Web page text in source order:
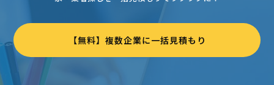
【無料】複数企業に一括見積もり
相談して決めたい
ホームページ制作の見積もり依頼 相談して決めたい 奈良県
ホームページ制作の見積もり依頼 月1万円まで